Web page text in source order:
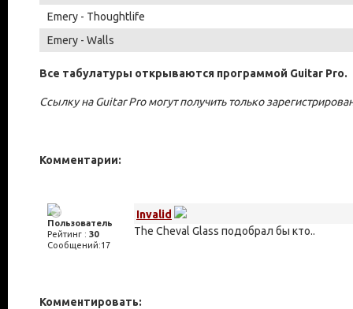
Emery - Thoughtlife
Emery - Walls
Все табулатуры открываются программой Guitar Pro.
Ссылку на Guitar Pro могут получить только
Комментарии:
Пользователь
Рейтинг : 30
Сообщений:17
Invalid
The Cheval Glass подобрал бы кто..
Комментировать: